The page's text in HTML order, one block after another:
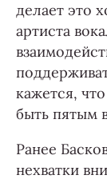
делает это
артиста
кажется,
быть пятым
Ранее
нехватки